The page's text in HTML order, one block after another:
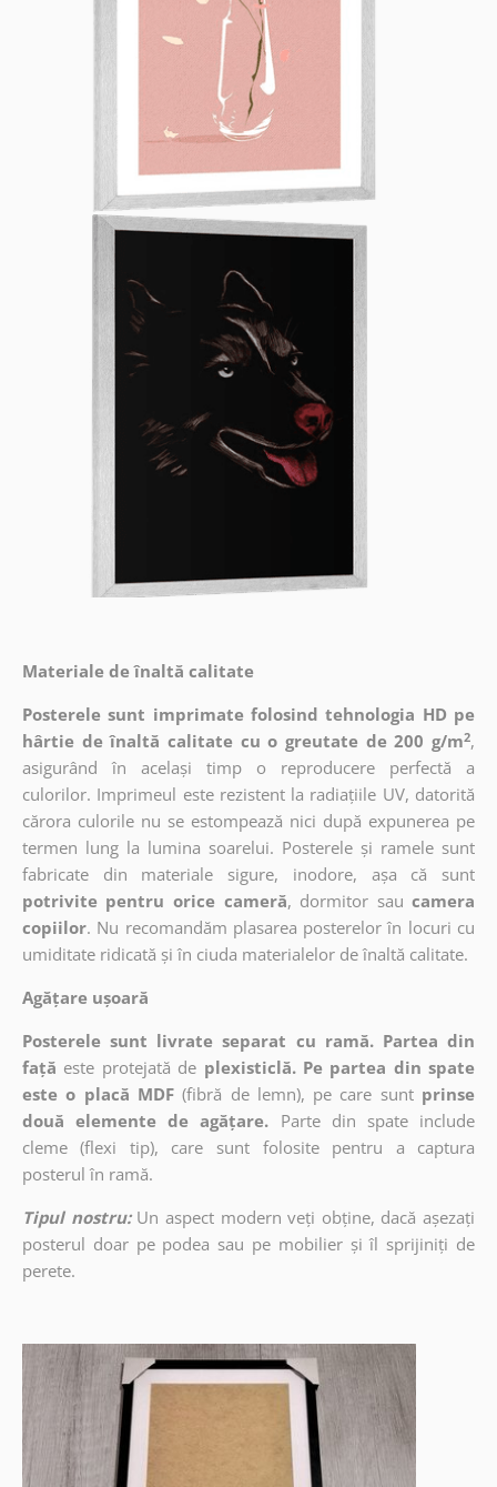
Materiale de înaltă calitate
Posterele sunt imprimate folosind tehnologia HD pe
hârtie de înaltă calitate cu o greutate de 200 g/m2,
asigurând în același timp o reproducere perfectă a
culorilor. Imprimeul este rezistent la radiațiile UV, datorită
cărora culorile nu se estompează nici după expunerea pe
termen lung la lumina soarelui. Posterele și ramele sunt
fabricate din materiale sigure, inodore, așa că sunt
potrivite pentru orice cameră, dormitor sau camera
copiilor. Nu recomandăm plasarea posterelor în locuri cu
umiditate ridicată și în ciuda materialelor de înaltă calitate.
Agățare ușoară
Posterele sunt livrate separat cu ramă. Partea din
față este protejată de plexisticlă. Pe partea din spate
este o placă MDF (fibră de lemn), pe care sunt prinse
două elemente de agățare. Parte din spate include
cleme (flexi tip), care sunt folosite pentru a captura
posterul în ramă.
Tipul nostru: Un aspect modern veți obține, dacă așezați
posterul doar pe podea sau pe mobilier și îl sprijiniți de
perete.